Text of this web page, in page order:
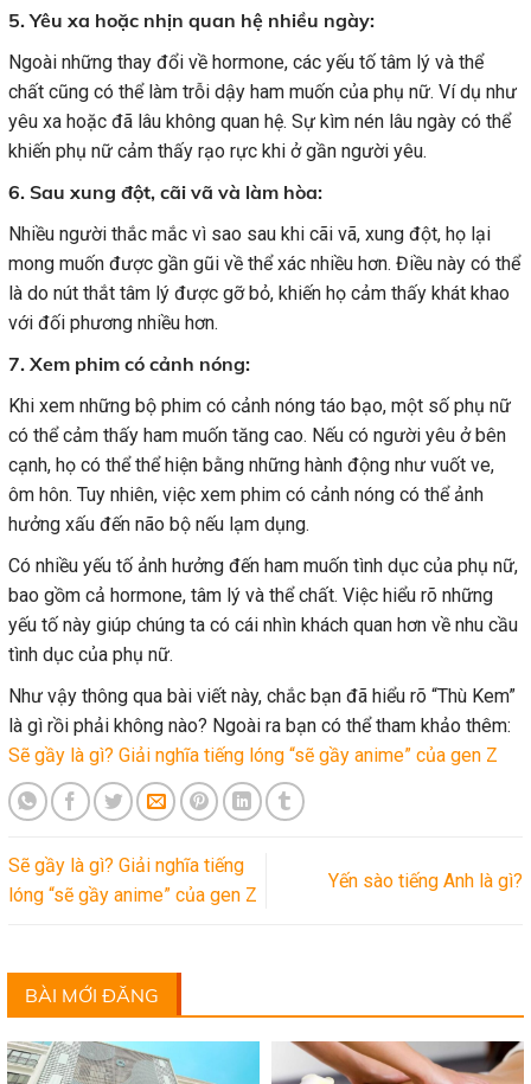
5. Yêu xa hoặc nhịn quan hệ nhiều ngày:
Ngoài những thay đổi về hormone, các yếu tố tâm lý và thể
chất cũng có thể làm trỗi dậy ham muốn của phụ nữ. Ví dụ như
yêu xa hoặc đã lâu không quan hệ. Sự kìm nén lâu ngày có thể
khiến phụ nữ cảm thấy rạo rực khi ở gần người yêu.
6. Sau xung đột, cãi vã và làm hòa:
Nhiều người thắc mắc vì sao sau khi cãi vã, xung đột, họ lại
mong muốn được gần gũi về thể xác nhiều hơn. Điều này có thể
là do nút thắt tâm lý được gỡ bỏ, khiến họ cảm thấy khát khao
với đối phương nhiều hơn.
7. Xem phim có cảnh nóng:
Khi xem những bộ phim có cảnh nóng táo bạo, một số phụ nữ
có thể cảm thấy ham muốn tăng cao. Nếu có người yêu ở bên
cạnh, họ có thể thể hiện bằng những hành động như vuốt ve,
ôm hôn. Tuy nhiên, việc xem phim có cảnh nóng có thể ảnh
hưởng xấu đến não bộ nếu lạm dụng.
Có nhiều yếu tố ảnh hưởng đến ham muốn tình dục của phụ nữ,
bao gồm cả hormone, tâm lý và thể chất. Việc hiểu rõ những
yếu tố này giúp chúng ta có cái nhìn khách quan hơn về nhu cầu
tình dục của phụ nữ.
Như vậy thông qua bài viết này, chắc bạn đã hiểu rõ “Thù Kem”
là gì rồi phải không nào? Ngoài ra bạn có thể tham khảo thêm:
Sẽ gầy là gì? Giải nghĩa tiếng lóng “sẽ gầy anime” của gen Z
Sẽ gầy là gì? Giải nghĩa tiếng
lóng “sẽ gầy anime” của gen Z
Yến sào tiếng Anh là gì?
BÀI MỚI ĐĂNG